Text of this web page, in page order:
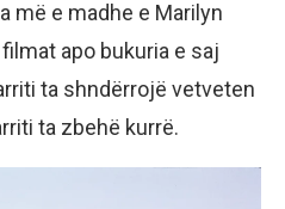
më e madhe e Marilyn
apo bukuria e saj
ta shndërrojë vetveten
ta zbehë kurrë.